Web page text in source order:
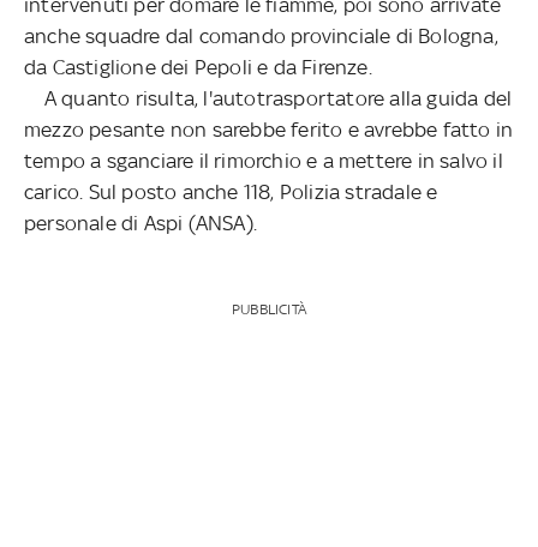
anche squadre dal comando provinciale di Bologna,
da Castiglione dei Pepoli e da Firenze.
A quanto risulta, l'autotrasportatore alla guida del
mezzo pesante non sarebbe ferito e avrebbe fatto in
tempo a sganciare il rimorchio e a mettere in salvo il
carico. Sul posto anche 118, Polizia stradale e
personale di Aspi (ANSA).
PUBBLICITÀ